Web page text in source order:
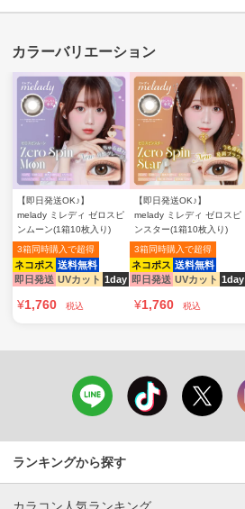
【即日発送OK♪】
melady ミレディ ゼロスピ
ンムーン(1箱10枚入り)
ネコポス 送料無料
即日発送 UVカット 1day
3箱同時購入で超得
¥1,760 税込
【即日発送OK♪】
melady ミレディ ゼロスピ
ンスター(1箱10枚入り)
ネコポス 送料無料
即日発送 UVカット 1day
3箱同時購入で超得
¥1,760 税込
ランキングから探す